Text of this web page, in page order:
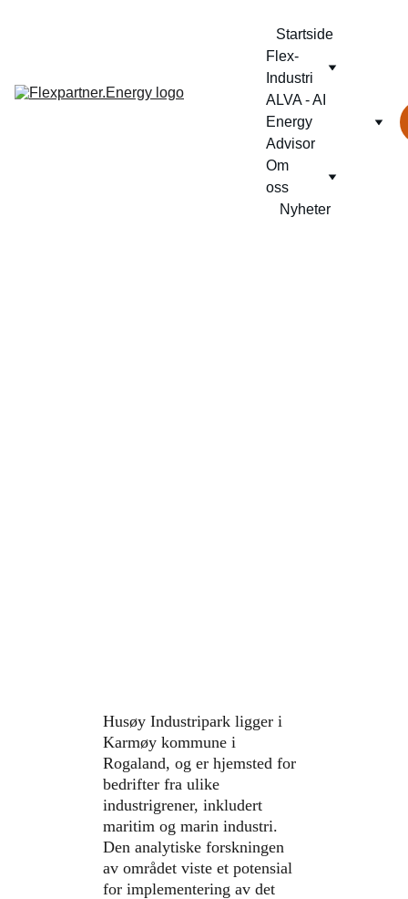
Startside
Flex-
Industri
ALVA - AI
Energy
Advisor
Om
oss
Nyheter
Husøy Industripark ligger i
Karmøy kommune i
Rogaland, og er hjemsted for
bedrifter fra ulike
industrigrener, inkludert
maritim og marin industri.
Den analytiske forskningen
av området viste et potensial
for implementering av det